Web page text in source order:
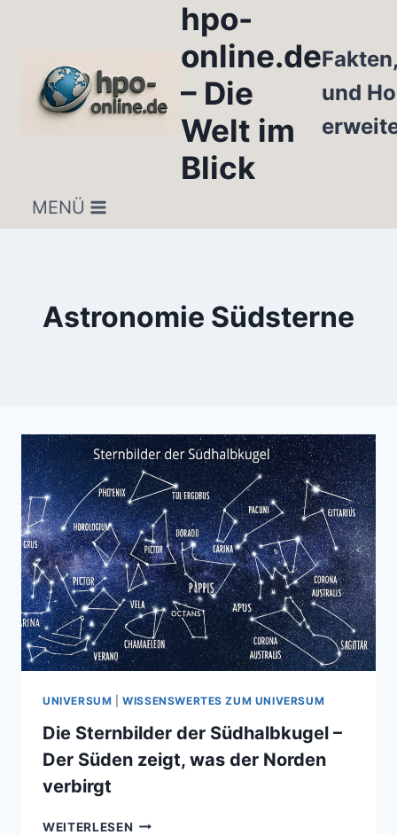
hpo-
online.de
– Die
Welt im
Blick
und
MENÜ
Astronomie Südsterne
UNIVERSUM |WISSENSWERTES ZUM UNIVERSUM
Die Sternbilder der Südhalbkugel –
Der Süden zeigt, was der Norden
verbirgt
WEITERLESEN DIE